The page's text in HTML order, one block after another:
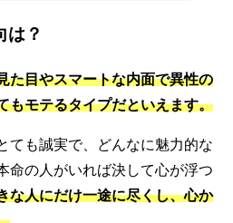
は？
た目やスマートな内面で異性の
もモテるタイプだといえます。
ても誠実で、どんなに魅力的な
命の人がいれば決して心が浮つ
な人にだけ一途に尽くし、心か